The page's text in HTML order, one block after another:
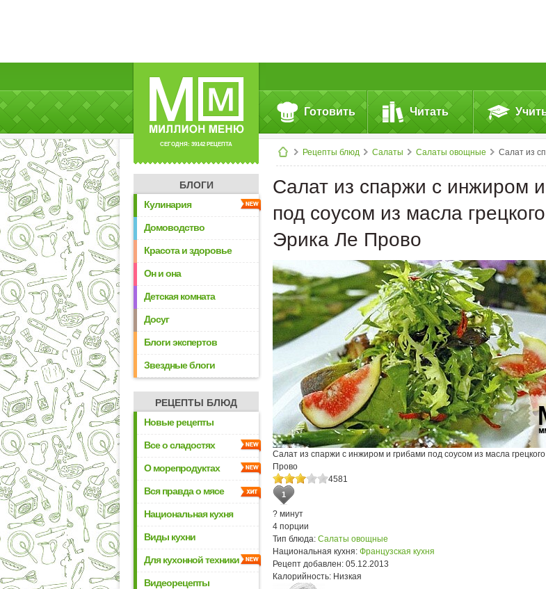
СЕГОДНЯ: 39142 РЕЦЕПТА
Готовить Читать
Рецепты блюд Салаты Салаты овощные Салат из спаржи с инжиром и
БЛОГИ
Кулинария
Домоводство
Красота и здоровье
Он и она
Детская комната
Досуг
Блоги экспертов
Звездные блоги
РЕЦЕПТЫ БЛЮД
Новые рецепты
Все о сладостях
О морепродуктах
Вся правда о мясе
Национальная кухня
Виды кухни
Для кухонной техники
Видеорецепты
Салат из спаржи с инжиром
под соусом из масла
Эрика Ле Прово
Салат из спаржи с инжиром и грибами под соусом из масла
Прово
4581
1
? минут
4 порции
Тип блюда: Салаты овощные
Национальная кухня: Французская кухня
Рецепт добавлен: 05.12.2013
Калорийность: Низкая